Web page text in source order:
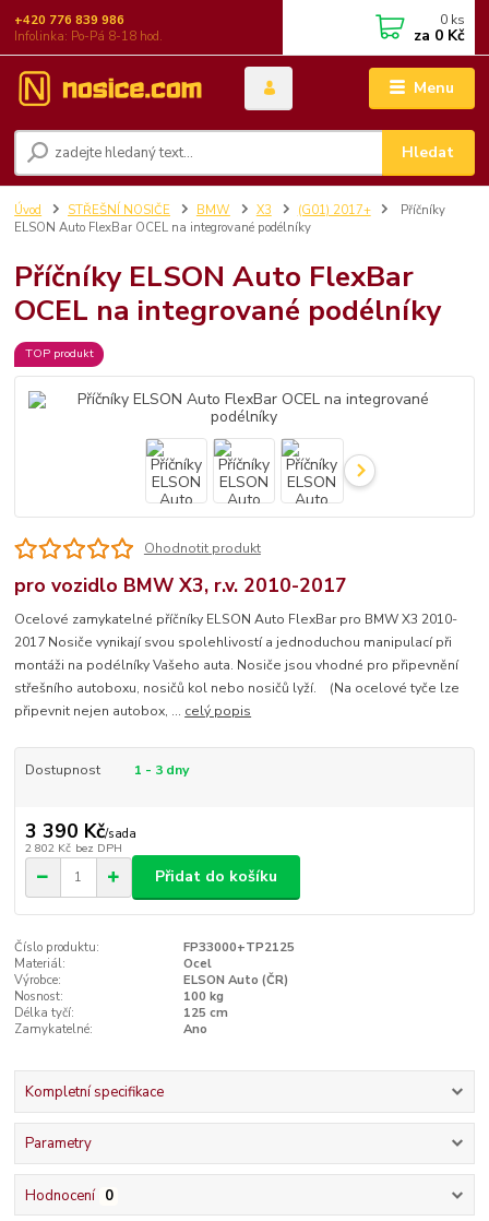
Menu
Hledat
+420 776 839 986
Infolinka: Po-Pá 8-18 hod.
0 ks
za 0 Kč
Úvod STŘEŠNÍ NOSIČE BMW X3 (G01) 2017+
Příčníky
ELSON Auto FlexBar OCEL na integrované podélníky
Příčníky ELSON Auto FlexBar
OCEL na integrované podélníky
TOP produkt
Ohodnotit produkt
pro vozidlo BMW X3, r.v. 2010-2017
Ocelové zamykatelné příčníky ELSON Auto FlexBar pro BMW X3 2010-
2017 Nosiče vynikají svou spolehlivostí a jednoduchou manipulací při
montáži na podélníky Vašeho auta. Nosiče jsou vhodné pro připevnění
střešního autoboxu, nosičů kol nebo nosičů lyží. (Na ocelové tyče lze
připevnit nejen autobox, ... celý popis
Dostupnost 1 - 3 dny
3 390 Kč/sada
2 802 Kč bez DPH
Přidat do košíku
Číslo produktu:
FP33000+TP2125
Materiál:
Ocel
Výrobce:
ELSON Auto (ČR)
Nosnost:
100 kg
Délka tyčí:
125 cm
Zamykatelné:
Ano
Kompletní specifikace
Parametry
Hodnocení 0